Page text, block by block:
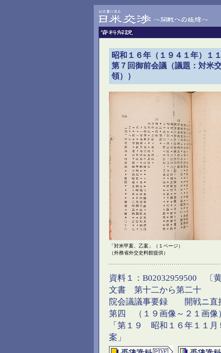
昭和１６年（１９４１年）１
第７回御前会議（議題：対米
領））
「対米甲案、乙案」（１ページ）
（外務省外交史料館提供）
資料１：B02032959500 〔
文書 第十二から第二十 「
院会議議事要録 開戦ニ直
第四 （１９画像～２１画像
「第１９ 昭和１６年１１
案」